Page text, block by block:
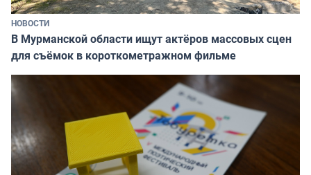
НОВОСТИ
В Мурманской области ищут актёров массовых сцен
для съёмок в короткометражном фильме